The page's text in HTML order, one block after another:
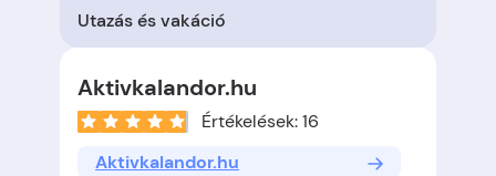
Utazás és vakáció
Aktivkalandor.hu
Értékelések: 16
Aktivkalandor.hu